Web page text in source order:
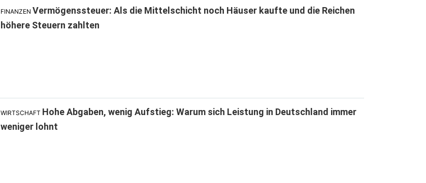
FINANZEN Vermögenssteuer: Als die Mittelschicht noch Häuser kaufte und die Reichen
höhere Steuern zahlten
WIRTSCHAFT Hohe Abgaben, wenig Aufstieg: Warum sich Leistung in Deutschland immer
weniger lohnt